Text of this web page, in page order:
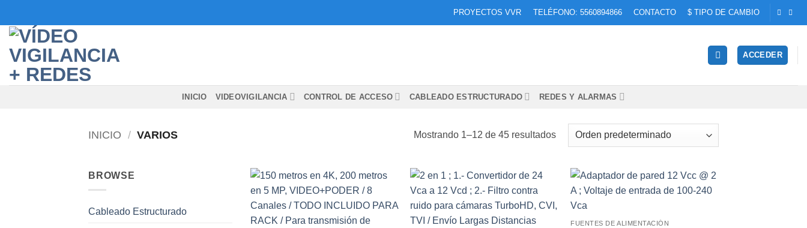
contenido
PROYECTOS VVR TELÉFONO: 5560894866 CONTACTO $ TIPO DE CAMBIO
ACCEDER
INICIO VIDEOVIGILANCIA CONTROL DE ACCESO CABLEADO ESTRUCTURADO REDES Y ALARMAS
INICIO / VARIOS Mostrando 1–12 de 45 resultados
BROWSE
Cableado Estructurado
Añadir
a la
lista de
Añadir
a la
lista de
FUENTES DE ALIMENTACIÓN